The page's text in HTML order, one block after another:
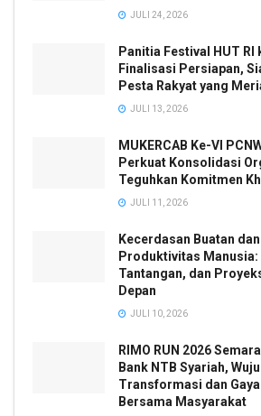
JULI 24, 2026
Panitia Festival HUT RI
Finalisasi Persiapan,
Pesta Rakyat yang
JULI 13, 2026
MUKERCAB Ke-VI
Perkuat Konsolidasi
Teguhkan Komitmen
JULI 11, 2026
Kecerdasan Buatan
Produktivitas Manusia:
Tantangan, dan
Depan
JULI 10, 2026
RIMO RUN 2026
Bank NTB Syariah,
Transformasi dan
Bersama Masyarakat